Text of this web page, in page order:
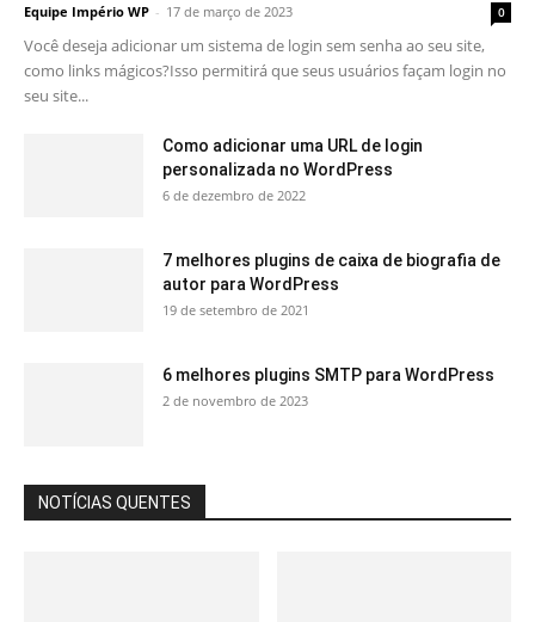
Equipe Império WP - 17 de março de 2023 0
Você deseja adicionar um sistema de login sem senha ao seu site,
como links mágicos?Isso permitirá que seus usuários façam login no
seu site...
Como adicionar uma URL de login
personalizada no WordPress
6 de dezembro de 2022
7 melhores plugins de caixa de biografia de
autor para WordPress
19 de setembro de 2021
6 melhores plugins SMTP para WordPress
2 de novembro de 2023
NOTÍCIAS QUENTES